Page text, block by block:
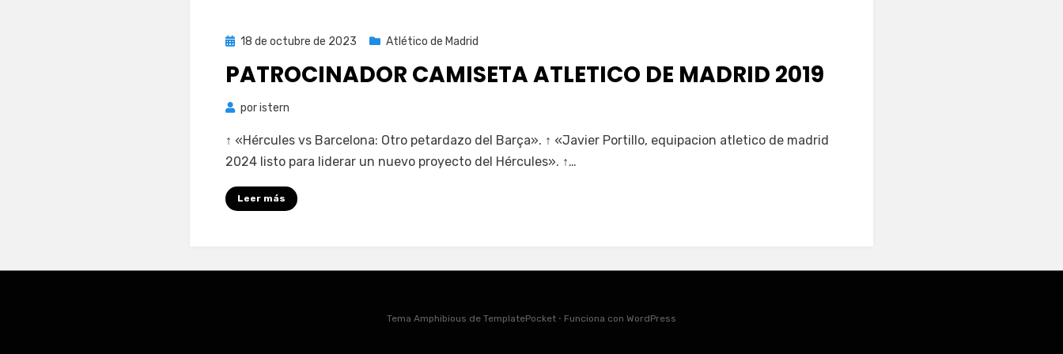
Publicada
18 de octubre de 2023 Atlético de Madrid
PATROCINADOR CAMISETA ATLETICO DE MADRID 2019
poristern
↑ «Hércules vs Barcelona: Otro petardazo del Barça». ↑ «Javier Portillo, equipacion atletico de madrid
2024 listo para liderar un nuevo proyecto del Hércules». ↑…
Leer más
Tema Amphibious de TemplatePocket ⋅ Funciona con WordPress